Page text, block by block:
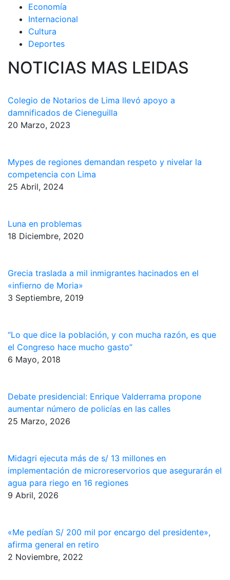
Economía
Internacional
Cultura
Deportes
NOTICIAS MAS LEIDAS
Colegio de Notarios de Lima llevó apoyo a
damnificados de Cieneguilla
20 Marzo, 2023
Mypes de regiones demandan respeto y nivelar la
competencia con Lima
25 Abril, 2024
Luna en problemas
18 Diciembre, 2020
Grecia traslada a mil inmigrantes hacinados en el
«infierno de Moria»
3 Septiembre, 2019
“Lo que dice la población, y con mucha razón, es que
el Congreso hace mucho gasto”
6 Mayo, 2018
Debate presidencial: Enrique Valderrama propone
aumentar número de policías en las calles
25 Marzo, 2026
Midagri ejecuta más de s/ 13 millones en
implementación de microreservorios que asegurarán el
agua para riego en 16 regiones
9 Abril, 2026
«Me pedían S/ 200 mil por encargo del presidente»,
afirma general en retiro
2 Noviembre, 2022